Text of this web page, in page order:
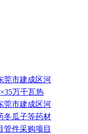
莞市建成区河
万千瓦热
莞市建成区河
冬瓜子等药材
管件采购项目